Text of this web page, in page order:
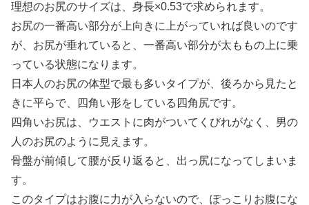
理想のお尻のサイズは、身長×0.53で求められます。
お尻の一番高い部分が上向きに上がっていれば良いのです
が、お尻が垂れていると、一番高い部分が太ももの上に乗
っている状態になります。
日本人のお尻の体型で最も多いタイプが、後ろから見たと
きに平らで、四角い形をしている四角尻です。
四角いお尻は、ウエストに肉がついてくびれがなく、男の
人のお尻のように見えます。
骨盤が前傾して腰が反り返ると、出っ尻になってしまいま
す。
このタイプはお腹に力が入らないので、ぽっこりお腹にな